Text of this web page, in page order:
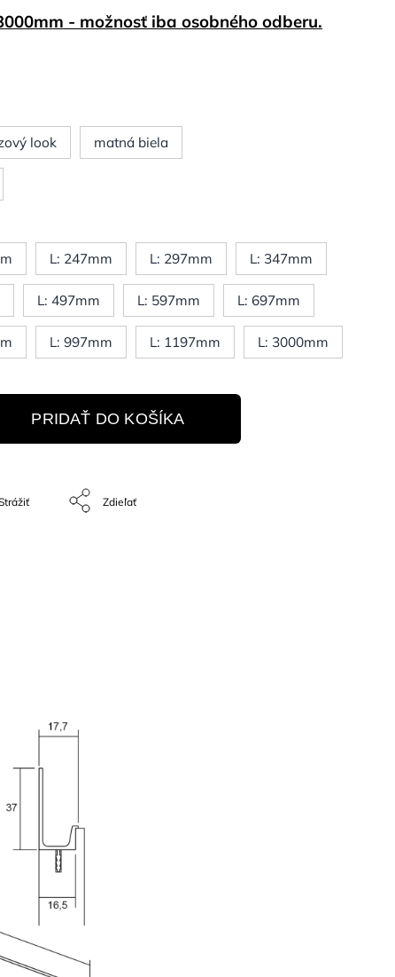
- možnosť iba osobného odberu.
look matná biela
L: 247mm L: 297mm L: 347mm
L: 497mm L: 597mm L: 697mm
L: 997mm L: 1197mm L: 3000mm
PRIDAŤ DO KOŠÍKA
Zdieľať